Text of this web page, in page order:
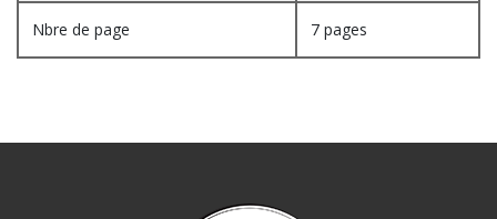
Nbre de page 7 pages